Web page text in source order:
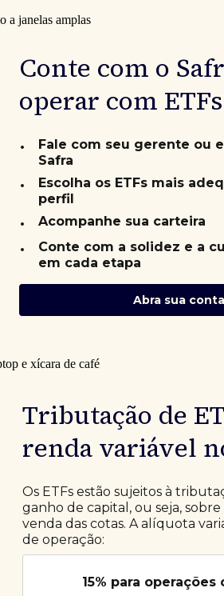
Conte com o
operar com ETFs
•
Fale com seu gerente ou
Safra
•
Escolha os ETFs mais
perfil
• Acompanhe sua carteira
•
Conte com a solidez e a
em cada etapa
Abra sua conta
Tributação de
renda variável
Os ETFs estão sujeitos à
ganho de capital, ou seja,
venda das cotas. A alíquota
de operação:
15% para operações